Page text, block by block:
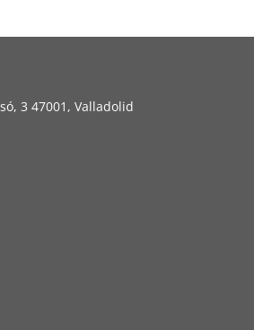
3 47001, Valladolid